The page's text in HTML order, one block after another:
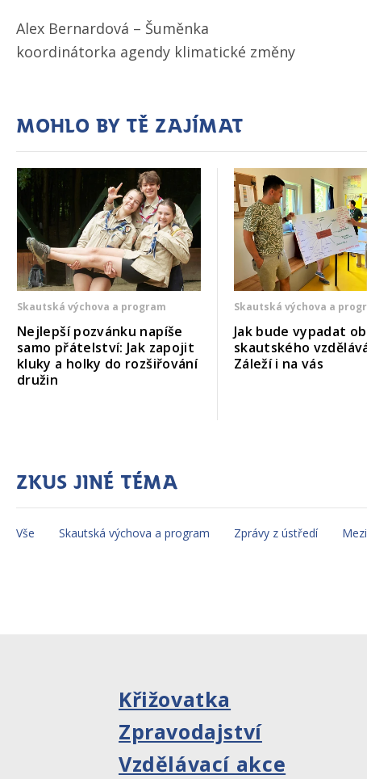
Alex Bernardová – Šuměnka
koordinátorka agendy klimatické změny
Mohlo by tě zajímat
Skautská výchova a program
Nejlepší pozvánku napíše
samo přátelství: Jak zapojit
kluky a holky do rozšiřování
družin
Skautská výchova a
Jak bude vypadat
skautského
Záleží i na vás
Zkus jiné téma
Vše Skautská výchova a program Zprávy z ústředí
Křižovatka
Zpravodajství
Vzdělávací akce